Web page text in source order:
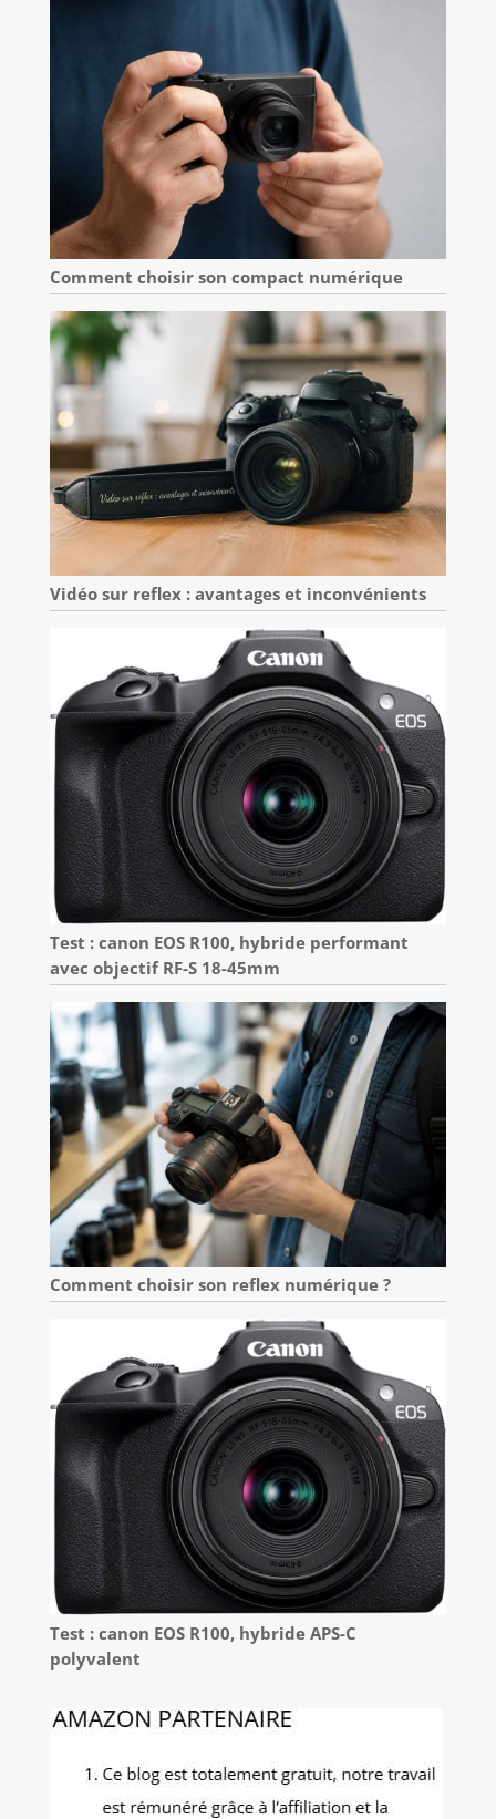
Comment choisir son compact numérique
Vidéo sur reflex : avantages et inconvénients
Test : canon EOS R100, hybride performant
avec objectif RF-S 18-45mm
Comment choisir son reflex numérique ?
Test : canon EOS R100, hybride APS-C
polyvalent